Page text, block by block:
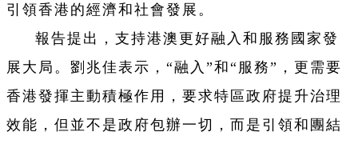
引領香港的經濟和社會發展。
報告提出，支持港澳更好融入和服務國家發
展大局。 劉兆佳表示，“融入”和“服務”，更需要
香港發揮主動積極作用，要求特區政府提升治理
效能，但並不是政府包辦一切，而是引領和團結